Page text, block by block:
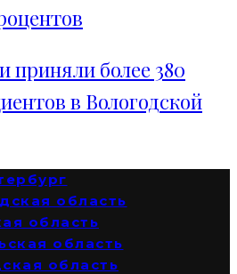
приняли более 380
в Вологодской
область
область
область
область